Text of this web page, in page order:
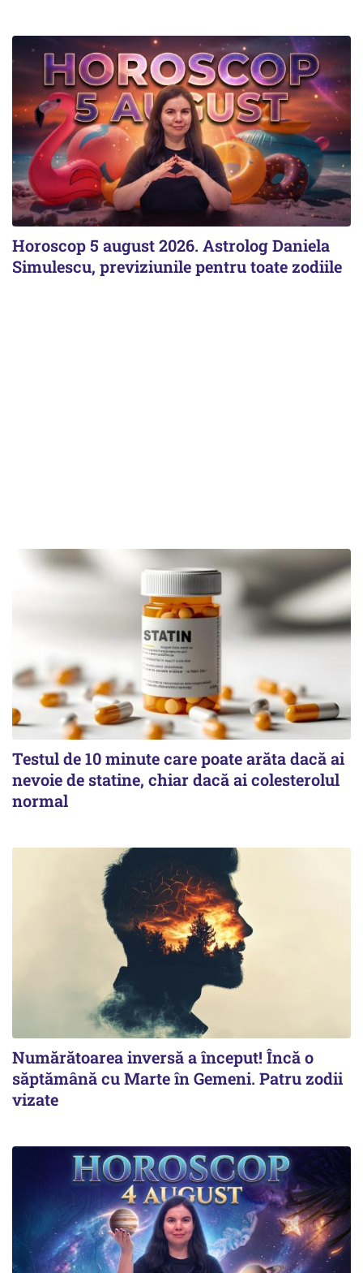
Horoscop 5 august 2026. Astrolog Daniela
Simulescu, previziunile pentru toate zodiile
Testul de 10 minute care poate arăta dacă ai
nevoie de statine, chiar dacă ai colesterolul
normal
Numărătoarea inversă a început! Încă o
săptămână cu Marte în Gemeni. Patru zodii
vizate